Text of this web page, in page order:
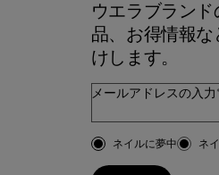
ウエラブラン
品、お得情報
けします。
メールアドレスの入力
お客様のタイプ
ネイルに夢中 ネ